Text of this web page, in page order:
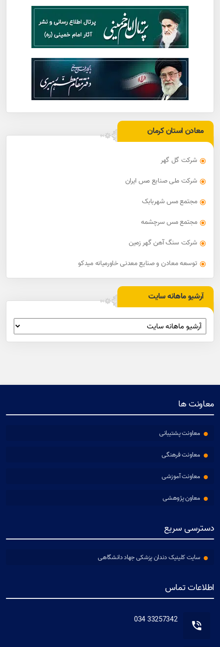
معادن استان کرمان
شرکت گل گهر
شرکت ملی صنایع مس ایران
مجتمع مس شهربابک
مجتمع مس سرچشمه
شرکت سنگ آهن گهر زمین
توسعه معادن و صنایع معدنی خاورمیانه میدکو
آرشیو ماهانه سایت
معاونت ها
معاونت پشتیبانی
معاونت فرهنگی
معاونت آموزشی
معاون پژوهشی
دسترسی سریع
سایت کلینیک دندان پزشکی جهاد دانشگاهی
اطلاعات تماس
33257342 034